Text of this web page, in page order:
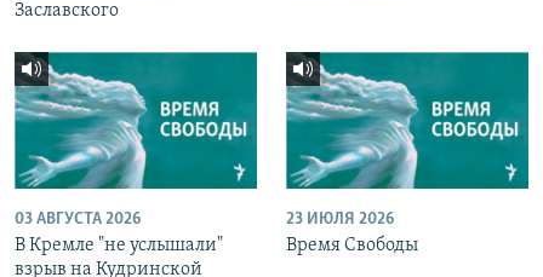
Заславского
03 АВГУСТА 2026
В Кремле "не услышали"
взрыв на Кудринской
23 ИЮЛЯ 2026
Время Свободы